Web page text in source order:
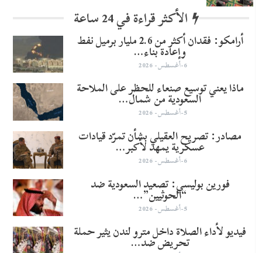
الأكثر قراءة في 24 ساعة
أرامكو: فقدان أكثر من 2.6 مليار برميل نفط
وإعادة بناء…
6-أغسطس- 2026
ماذا يعني توسيع صنعاء للحظر على الملاحة
السعودية من شمال…
5-أغسطس- 2026
مصادر: تصريح العقيلي بشأن تمرّد قيادات
عسكرية يمهد لأكبر…
6-أغسطس- 2026
​فورين بوليسي: تصعيد السعودية ضد
“الحوثيين”…
5-أغسطس- 2026
فيديو لأداء الصلاة داخل مترو لندن يثير حملة
تحريض ضد…